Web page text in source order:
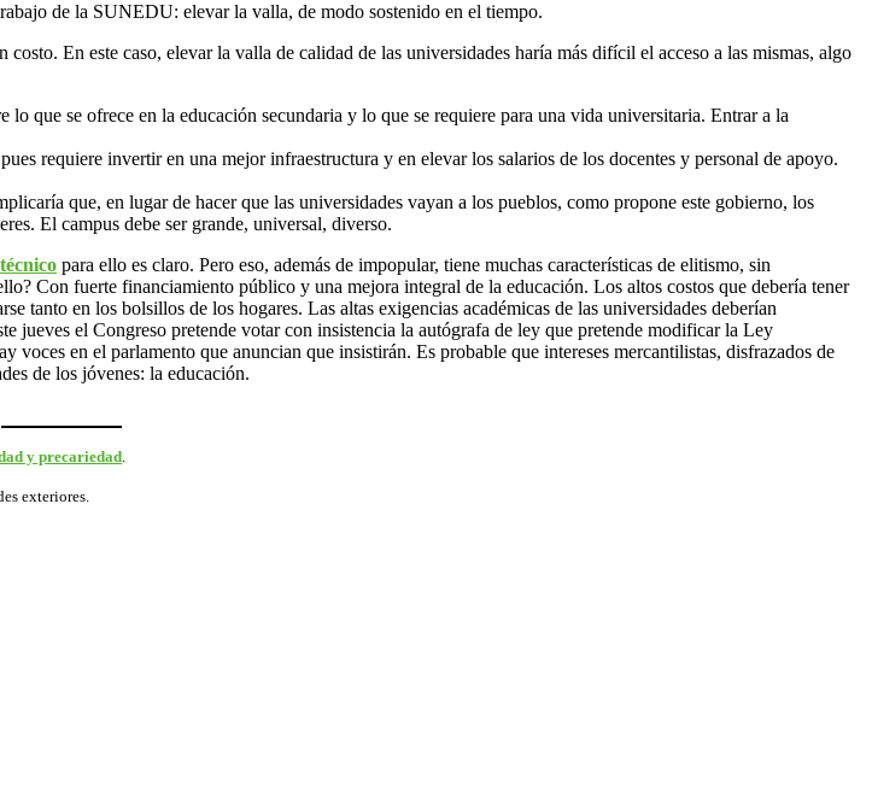
de la SUNEDU: elevar la valla, de modo sostenido en el tiempo.
En este caso, elevar la valla de calidad de las universidades haría más difícil el acceso a las mismas, algo
que se ofrece en la educación secundaria y lo que se requiere para una vida universitaria. Entrar a la
requiere invertir en una mejor infraestructura y en elevar los salarios de los docentes y personal de apoyo.
que, en lugar de hacer que las universidades vayan a los pueblos, como propone este gobierno, los
El campus debe ser grande, universal, diverso.
para ello es claro. Pero eso, además de impopular, tiene muchas características de elitismo, sin
Con fuerte financiamiento público y una mejora integral de la educación. Los altos costos que debería tener
tanto en los bolsillos de los hogares. Las altas exigencias académicas de las universidades deberían
jueves el Congreso pretende votar con insistencia la autógrafa de ley que pretende modificar la Ley
en el parlamento que anuncian que insistirán. Es probable que intereses mercantilistas, disfrazados de
de los jóvenes: la educación.
y precariedad.
exteriores.